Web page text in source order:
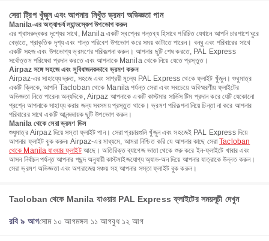
সেরা ট্রিপ খুঁজুন এবং আপনার নিখুঁত ভ্রমণ অভিজ্ঞতা পান
Manila-এর অত্যাশ্চর্য ল্যান্ডস্কেপ উপভোগ করুন
এর শ্বাসরুদ্ধকর দৃশ্যের সাথে, Manila একটি স্বপ্নের গন্তব্য হিসাবে পরিচিত যেখানে আপনি চারপাশে ঘুরে
বেড়াতে, প্রাকৃতিক দৃশ্য এবং শান্ত পরিবেশ উপভোগ করে সময় কাটাতে পারেন। বন্ধু এবং পরিবারের সাথে
একটি সহজ এবং উপভোগ্য ভ্রমণের পরিকল্পনা করুন। আপনার ছুটি শেষ করতে, PAL Express
সর্বোত্তম পরিষেবা প্রদান করতে এবং আপনাকে Manila থেকে নিয়ে যেতে প্রস্তুত।
Airpaz সঙ্গে সহজে এবং সুবিধাজনকভাবে ভ্রমণ করুন
Airpaz-এর সাহায্যে দ্রুত, সহজে এবং সাশ্রয়ী মূল্যে PAL Express থেকে ফ্লাইট খুঁজুন। শুধুমাত্র
একটি ক্লিকে, আপনি Tacloban থেকে Manila পর্যন্ত সেরা এবং সবচেয়ে অবিস্মরণীয় ফ্লাইটের
অভিজ্ঞতা নিতে পারেন৷ অন্যদিকে, Airpaz আপনাকে একটি কাস্টমার সার্ভিস টিম প্রদান করে যেটি যেকোনো
প্রশ্নে আপনাকে সাহায্য করার জন্য সবসময় প্রস্তুত থাকে। ভ্রমণ পরিকল্পনা নিয়ে চিন্তা না করে আপনার
পরিবারের সাথে একটি আনন্দদায়ক ছুটি উপভোগ করুন।
Manila থেকে সেরা ভ্রমণ ডিল
শুধুমাত্র Airpaz দিয়ে সস্তা ফ্লাইট পান। সেরা প্রচারগুলি খুঁজুন এবং সহজেই PAL Express দিয়ে
আপনার ফ্লাইট বুক করুন৷ Airpaz-এর মাধ্যমে, আমরা নিশ্চিত করি যে আপনার কাছে সেরাTacloban
থেকে Manila যাওয়ার ফ্লাইটআছে। অতিরিক্ত ব্যাগেজ ভাতা থেকে শুরু করে ইন-ফ্লাইটে খাবার এবং
আসন নির্বাচন পর্যন্ত আপনার পছন্দ অনুযায়ী কাস্টমাইজযোগ্য অ্যাড-অন দিয়ে আপনার যাত্রাকে উন্নত করুন।
সেরা ভ্রমণ অভিজ্ঞতা এবং অপরাজেয় সঞ্চয় সহ আপনার সস্তা ফ্লাইট বুক করুন।
Tacloban থেকে Manila যাওয়ার PAL Express ফ্লাইটের সময়সূচী দেখুন
রবি ৯ আগসোম ১০ আগমঙ্গল ১১ আগবুধ ১২ আগ